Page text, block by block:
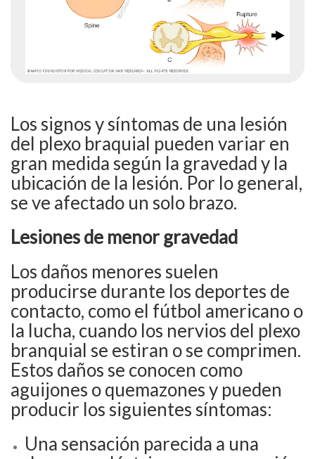
Los signos y síntomas de una lesión
del plexo braquial pueden variar en
gran medida según la gravedad y la
ubicación de la lesión. Por lo general,
se ve afectado un solo brazo.
Lesiones de menor gravedad
Los daños menores suelen
producirse durante los deportes de
contacto, como el fútbol americano o
la lucha, cuando los nervios del plexo
branquial se estiran o se comprimen.
Estos daños se conocen como
aguijones o quemazones y pueden
producir los siguientes síntomas:
Una sensación parecida a una